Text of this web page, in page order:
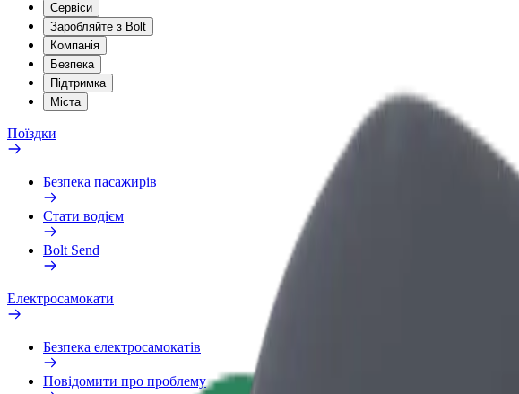
Сервіси
Заробляйте з Bolt
Компанія
Безпека
Підтримка
Міста
Поїздки
Безпека пасажирів
Стати водієм
Bolt Send
Електросамокати
Безпека електросамокатів
Повідомити про проблему